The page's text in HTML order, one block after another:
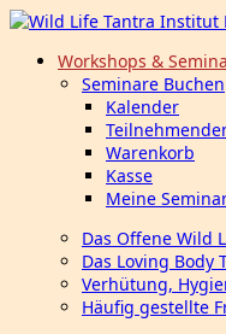
Workshops &
Seminare Buchen
Kalender
Warenkorb
Kasse
Meine
Das Offene Wild
Das Loving Body
Verhütung,
Häufig gestellte